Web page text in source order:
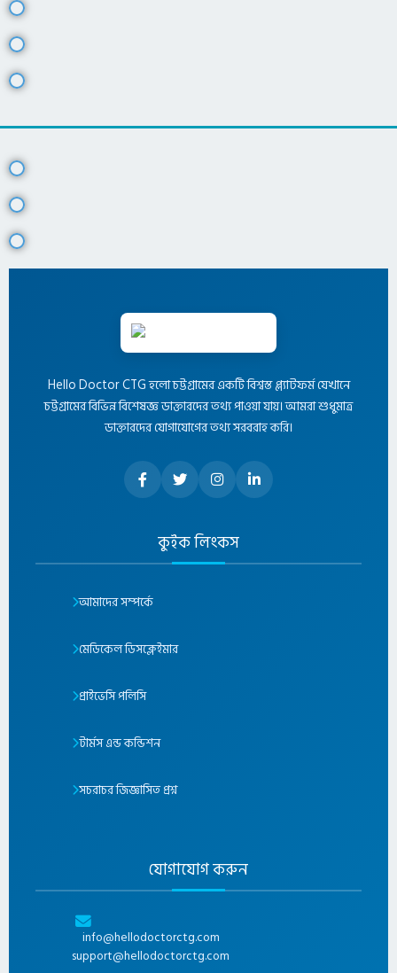
Hello Doctor CTG হলো চট্টগ্রামের একটি বিশ্বস্ত প্ল্যাটফর্ম যেখানে
চট্টগ্রামের বিভিন্ন বিশেষজ্ঞ ডাক্তারদের তথ্য পাওয়া যায়। আমরা শুধুমাত্র
ডাক্তারদের যোগাযোগের তথ্য সরবরাহ করি।
কুইক লিংকস
আমাদের সম্পর্কে
মেডিকেল ডিসক্লেইমার
প্রাইভেসি পলিসি
টার্মস এন্ড কন্ডিশন
সচরাচর জিজ্ঞাসিত প্রশ্ন
যোগাযোগ করুন
info@hellodoctorctg.com
support@hellodoctorctg.com